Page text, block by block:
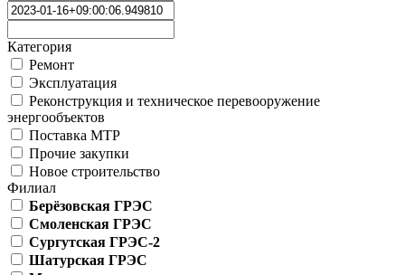
Категория
Ремонт
Эксплуатация
Реконструкция и техническое перевооружение
энергообъектов
Поставка МТР
Прочие закупки
Новое строительство
Филиал
Берёзовская ГРЭС
Смоленская ГРЭС
Сургутская ГРЭС-2
Шатурская ГРЭС